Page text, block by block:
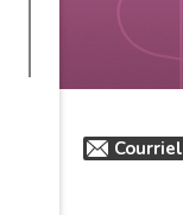
Courriel